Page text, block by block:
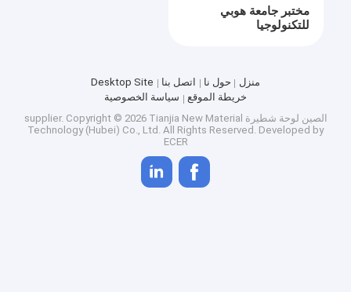
مختبر جامعة هوبي
للتكنولوجيا
منزل حول نا اتصل بنا
Desktop Site
خريطة الموقع
سياسة الخصوصية
الصين لوحة شطيرة supplier. Copyright © 2026 Tianjia New Material
Technology (Hubei) Co., Ltd. All Rights Reserved. Developed by
ECER